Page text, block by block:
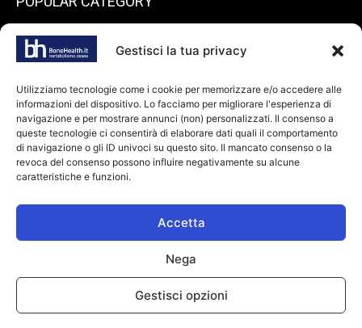
Gestisci la tua privacy
Utilizziamo tecnologie come i cookie per memorizzare e/o accedere alle
informazioni del dispositivo. Lo facciamo per migliorare l'esperienza di
navigazione e per mostrare annunci (non) personalizzati. Il consenso a
queste tecnologie ci consentirà di elaborare dati quali il comportamento
di navigazione o gli ID univoci su questo sito. Il mancato consenso o la
revoca del consenso possono influire negativamente su alcune
caratteristiche e funzioni.
Accetta
Nega
Gestisci opzioni
endocrinologia
Spazio pazienti
73
reumatologia
45
ortopedia
40
odontoiatria
36
Farmaci
34
dietologia
oncologia
24
© Copyright 2026 bonehealth.it | Informativa privacy
Makinglife P. IVA: 11294110967